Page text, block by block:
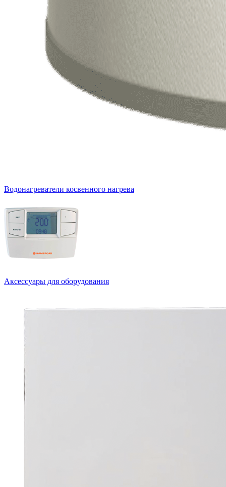
Водонагреватели косвенного нагрева
Аксессуары для оборудования